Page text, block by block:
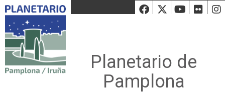
Facebook
Twiiter
Planetario de
Pamplona